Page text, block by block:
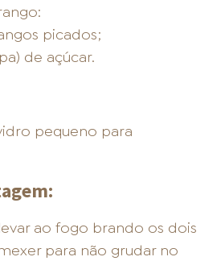
picados;
de açúcar.
pequeno para
ao fogo brando os dois
para não grudar no